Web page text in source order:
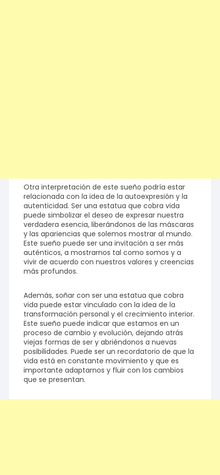
Otra interpretación de este sueño podría estar
relacionada con la idea de la autoexpresión y la
autenticidad. Ser una estatua que cobra vida
puede simbolizar el deseo de expresar nuestra
verdadera esencia, liberándonos de las máscaras
y las apariencias que solemos mostrar al mundo.
Este sueño puede ser una invitación a ser más
auténticos, a mostrarnos tal como somos y a
vivir de acuerdo con nuestros valores y creencias
más profundos.
Además, soñar con ser una estatua que cobra
vida puede estar vinculado con la idea de la
transformación personal y el crecimiento interior.
Este sueño puede indicar que estamos en un
proceso de cambio y evolución, dejando atrás
viejas formas de ser y abriéndonos a nuevas
posibilidades. Puede ser un recordatorio de que la
vida está en constante movimiento y que es
importante adaptarnos y fluir con los cambios
que se presentan.